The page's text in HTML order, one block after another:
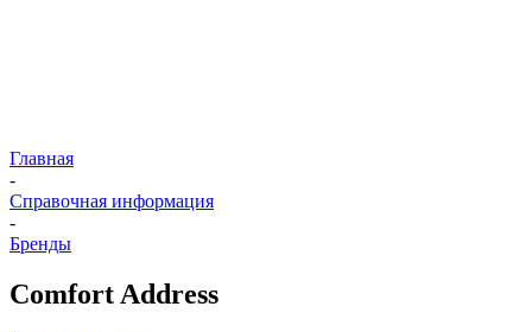
Главная
-
Справочная информация
-
Бренды
Comfort Address